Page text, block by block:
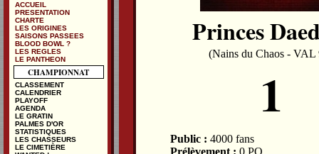
Princes
(Nains du Chaos - VAL
1
Public : 4000 fans
ACCUEIL
PRESENTATION
CHARTE
LES ORIGINES
SAISONS PASSEES
BLOOD BOWL ?
LES REGLES
LE PANTHEON
CHAMPIONNAT
CLASSEMENT
CALENDRIER
PLAYOFF
AGENDA
LE GRATIN
PALMES D'OR
STATISTIQUES
LES CHASSEURS
LE CIMETIÈRE